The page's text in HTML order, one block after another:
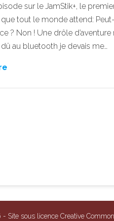
sur le JamStik+, le
tout le monde attend:
? Non ! Une drôle d’aventure
dû au bluetooth je devais me…
- Site sous licence Creative